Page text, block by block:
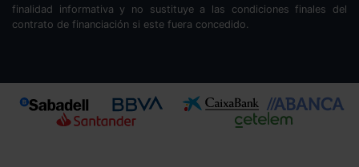
finalidad informativa y no sustituye a las condiciones finales del
contrato de financiación si este fuera concedido.